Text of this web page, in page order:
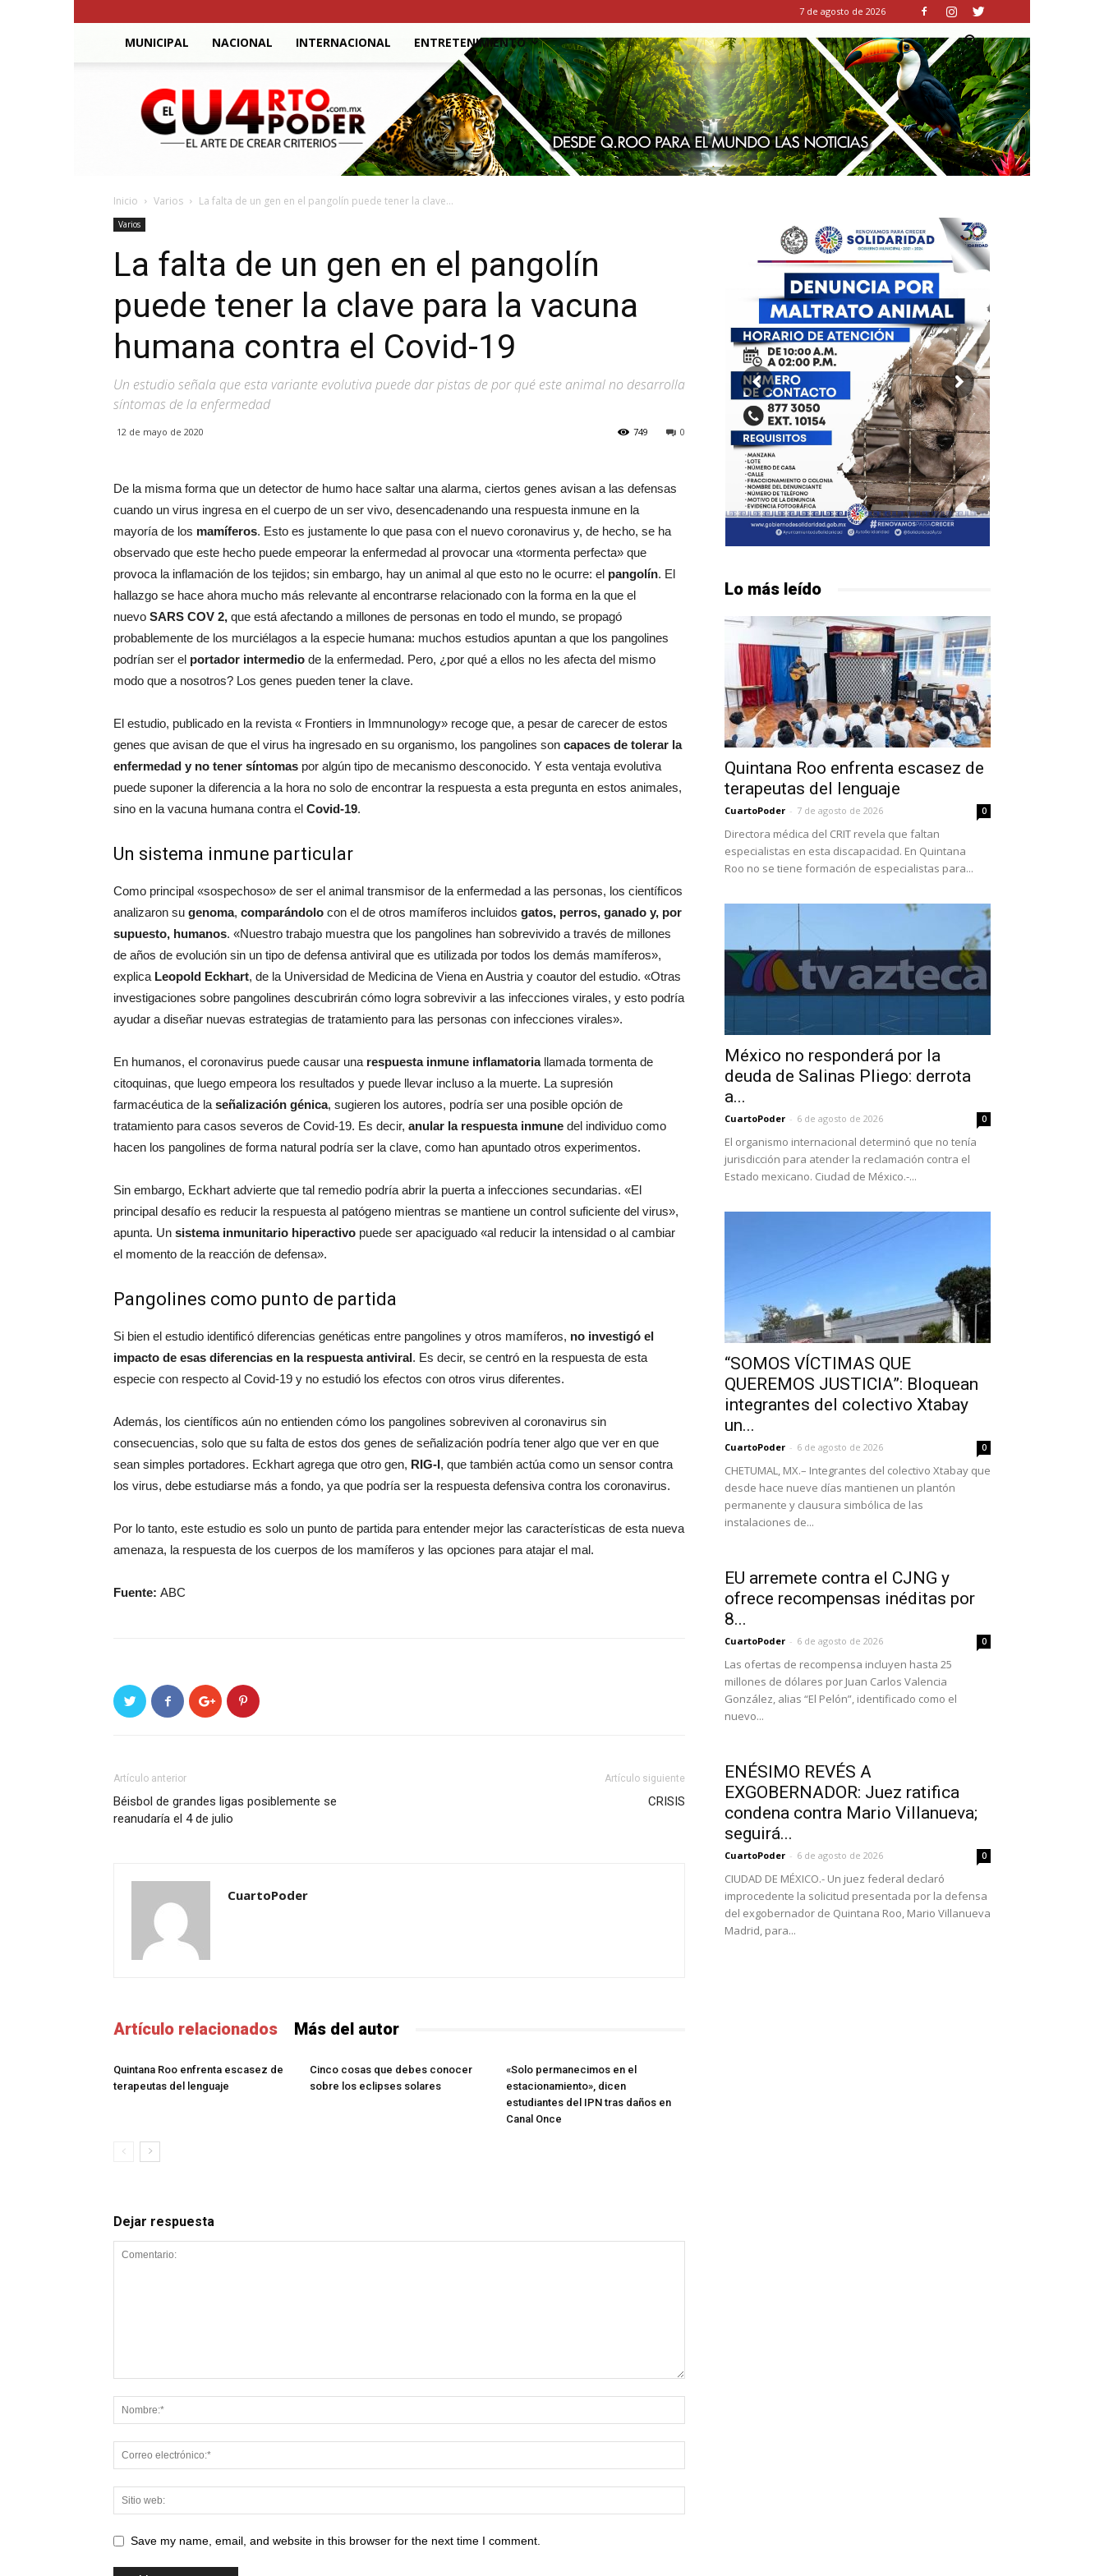
7 de agosto de 2026
MUNICIPAL NACIONAL INTERNACIONAL ENTRETENIMIENTO
El
Cuarto
Poder
Inicio Varios La falta de un gen en el pangolín puede tener la clave...
Varios
La falta de un gen en el pangolín
puede tener la clave para la vacuna
humana contra el Covid-19
Un estudio señala que esta variante evolutiva puede dar pistas de por qué este animal no desarrolla
síntomas de la enfermedad
12 de mayo de 2020 0
749
De la misma forma que un detector de humo hace saltar una alarma, ciertos genes avisan a las defensas
cuando un virus ingresa en el cuerpo de un ser vivo, desencadenando una respuesta inmune en la
mayoría de los mamíferos. Esto es justamente lo que pasa con el nuevo coronavirus y, de hecho, se ha
observado que este hecho puede empeorar la enfermedad al provocar una «tormenta perfecta» que
provoca la inflamación de los tejidos; sin embargo, hay un animal al que esto no le ocurre: el pangolín. El
hallazgo se hace ahora mucho más relevante al encontrarse relacionado con la forma en la que el
nuevo SARS COV 2, que está afectando a millones de personas en todo el mundo, se propagó
probablemente de los murciélagos a la especie humana: muchos estudios apuntan a que los pangolines
podrían ser el portador intermedio de la enfermedad. Pero, ¿por qué a ellos no les afecta del mismo
modo que a nosotros? Los genes pueden tener la clave.
El estudio, publicado en la revista « Frontiers in Immnunology» recoge que, a pesar de carecer de estos
genes que avisan de que el virus ha ingresado en su organismo, los pangolines son capaces de tolerar la
enfermedad y no tener síntomas por algún tipo de mecanismo desconocido. Y esta ventaja evolutiva
puede suponer la diferencia a la hora no solo de encontrar la respuesta a esta pregunta en estos animales,
sino en la vacuna humana contra el Covid-19.
Un sistema inmune particular
Como principal «sospechoso» de ser el animal transmisor de la enfermedad a las personas, los científicos
analizaron su genoma, comparándolo con el de otros mamíferos incluidos gatos, perros, ganado y, por
supuesto, humanos. «Nuestro trabajo muestra que los pangolines han sobrevivido a través de millones
de años de evolución sin un tipo de defensa antiviral que es utilizada por todos los demás mamíferos»,
explica Leopold Eckhart, de la Universidad de Medicina de Viena en Austria y coautor del estudio. «Otras
investigaciones sobre pangolines descubrirán cómo logra sobrevivir a las infecciones virales, y esto podría
ayudar a diseñar nuevas estrategias de tratamiento para las personas con infecciones virales».
En humanos, el coronavirus puede causar una respuesta inmune inflamatoria llamada tormenta de
citoquinas, que luego empeora los resultados y puede llevar incluso a la muerte. La supresión
farmacéutica de la señalización génica, sugieren los autores, podría ser una posible opción de
tratamiento para casos severos de Covid-19. Es decir, anular la respuesta inmune del individuo como
hacen los pangolines de forma natural podría ser la clave, como han apuntado otros experimentos.
Sin embargo, Eckhart advierte que tal remedio podría abrir la puerta a infecciones secundarias. «El
principal desafío es reducir la respuesta al patógeno mientras se mantiene un control suficiente del virus»,
apunta. Un sistema inmunitario hiperactivo puede ser apaciguado «al reducir la intensidad o al cambiar
el momento de la reacción de defensa».
Pangolines como punto de partida
Si bien el estudio identificó diferencias genéticas entre pangolines y otros mamíferos, no investigó el
impacto de esas diferencias en la respuesta antiviral. Es decir, se centró en la respuesta de esta
especie con respecto al Covid-19 y no estudió los efectos con otros virus diferentes.
Además, los científicos aún no entienden cómo los pangolines sobreviven al coronavirus sin
consecuencias, solo que su falta de estos dos genes de señalización podría tener algo que ver en que
sean simples portadores. Eckhart agrega que otro gen, RIG-I, que también actúa como un sensor contra
los virus, debe estudiarse más a fondo, ya que podría ser la respuesta defensiva contra los coronavirus.
Por lo tanto, este estudio es solo un punto de partida para entender mejor las características de esta nueva
amenaza, la respuesta de los cuerpos de los mamíferos y las opciones para atajar el mal.
Fuente: ABC
Artículo anterior
Béisbol de grandes ligas posiblemente se
reanudaría el 4 de julio
Artículo siguiente
CRISIS
CuartoPoder
Artículo relacionados Más del autor
Quintana Roo enfrenta escasez de
terapeutas del lenguaje
Cinco cosas que debes conocer
sobre los eclipses solares
«Solo permanecimos en el
estacionamiento», dicen
estudiantes del IPN tras daños en
Canal Once
Dejar respuesta
Save my name, email, and website in this browser for the next time I comment.
Lo más leído
Quintana Roo enfrenta escasez de
terapeutas del lenguaje
CuartoPoder - 7 de agosto de 2026 0
Directora médica del CRIT revela que faltan
especialistas en esta discapacidad. En Quintana
Roo no se tiene formación de especialistas para...
México no responderá por la
deuda de Salinas Pliego: derrota
a...
CuartoPoder - 6 de agosto de 2026 0
El organismo internacional determinó que no tenía
jurisdicción para atender la reclamación contra el
Estado mexicano. Ciudad de México.-...
“SOMOS VÍCTIMAS QUE
QUEREMOS JUSTICIA”: Bloquean
integrantes del colectivo Xtabay
un...
CuartoPoder - 6 de agosto de 2026 0
CHETUMAL, MX.– Integrantes del colectivo Xtabay que
desde hace nueve días mantienen un plantón
permanente y clausura simbólica de las
instalaciones de...
EU arremete contra el CJNG y
ofrece recompensas inéditas por
8...
CuartoPoder - 6 de agosto de 2026 0
Las ofertas de recompensa incluyen hasta 25
millones de dólares por Juan Carlos Valencia
González, alias “El Pelón”, identificado como el
nuevo...
ENÉSIMO REVÉS A
EXGOBERNADOR: Juez ratifica
condena contra Mario Villanueva;
seguirá...
CuartoPoder - 6 de agosto de 2026 0
CIUDAD DE MÉXICO.- Un juez federal declaró
improcedente la solicitud presentada por la defensa
del exgobernador de Quintana Roo, Mario Villanueva
Madrid, para...